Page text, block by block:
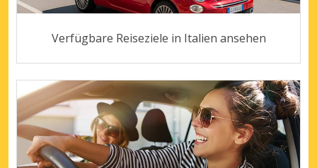
Verfügbare Reiseziele in Italien ansehen